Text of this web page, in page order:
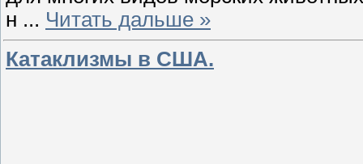
н ... Читать дальше »
Катаклизмы в США.